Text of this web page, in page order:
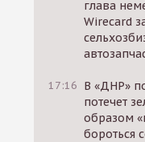
глава
Wirecard
17:16 В «ДНР»
потечет
образом
бороться